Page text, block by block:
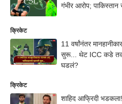
गंभीर आरोप;
क्रिकेट
11 वर्षांनंतर
सुरू... थेट ICC कडे
घडलं?
क्रिकेट
शाहिद आफ्रिदी